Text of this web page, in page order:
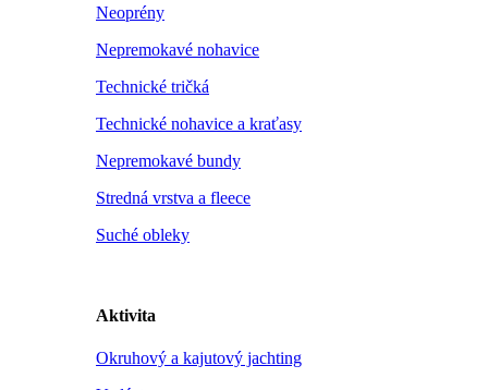
Neoprény
Nepremokavé nohavice
Technické tričká
Technické nohavice a kraťasy
Nepremokavé bundy
Stredná vrstva a fleece
Suché obleky
Aktivita
Okruhový a kajutový jachting